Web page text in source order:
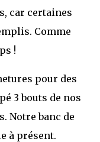
car certaines
Comme
!
pour des
3 bouts de nos
Notre banc de
à présent.